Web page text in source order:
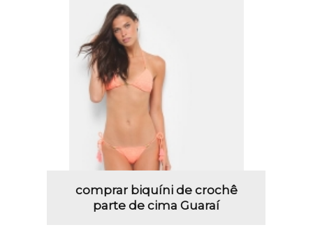
comprar biquíni de crochê
parte de cima Guaraí